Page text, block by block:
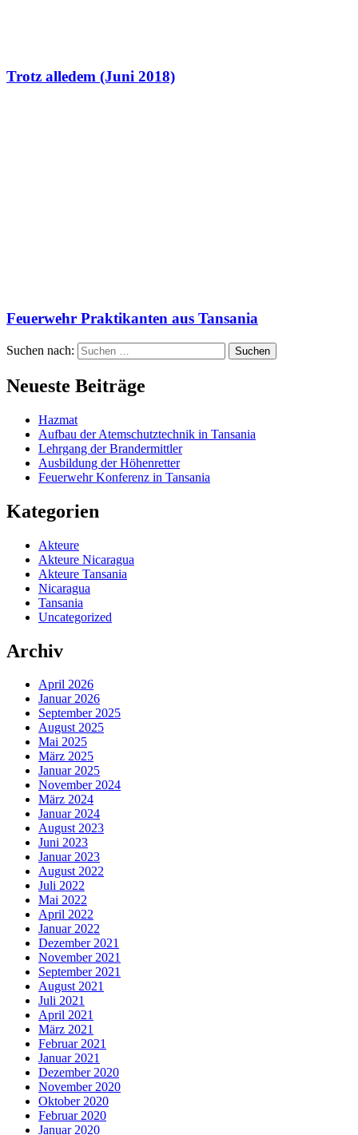
Trotz alledem (Juni 2018)
Feuerwehr Praktikanten aus Tansania
Suchen nach:
Neueste Beiträge
Hazmat
Aufbau der Atemschutztechnik in Tansania
Lehrgang der Brandermittler
Ausbildung der Höhenretter
Feuerwehr Konferenz in Tansania
Kategorien
Akteure
Akteure Nicaragua
Akteure Tansania
Nicaragua
Tansania
Uncategorized
Archiv
April 2026
Januar 2026
September 2025
August 2025
Mai 2025
März 2025
Januar 2025
November 2024
März 2024
Januar 2024
August 2023
Juni 2023
Januar 2023
August 2022
Juli 2022
Mai 2022
April 2022
Januar 2022
Dezember 2021
November 2021
September 2021
August 2021
Juli 2021
April 2021
März 2021
Februar 2021
Januar 2021
Dezember 2020
November 2020
Oktober 2020
Februar 2020
Januar 2020